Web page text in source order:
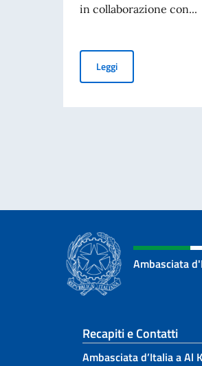
in collaborazione con...
LeggiAccademia Teatro
Ambasciata
Sezione
Recapiti e Contatti
Ambasciata d’Italia a Al